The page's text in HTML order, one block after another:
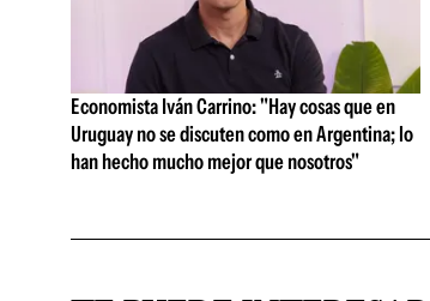
Economista Iván Carrino: "Hay cosas que en
Uruguay no se discuten como en Argentina; lo
han hecho mucho mejor que nosotros"